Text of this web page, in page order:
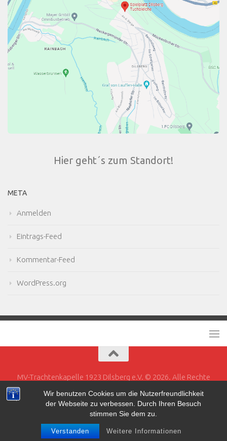
Wir benutzen Cookies um die Nutzerfreundlichkeit
der Webseite zu verbessen. Durch Ihren Besuch
stimmen Sie dem zu.
Verstanden Weitere Informationen
Hier geht´s zum Standort!
META
Anmelden
Eintrags-Feed
Kommentar-Feed
WordPress.org
MV-Trachtenkapelle 1923 Dilsberg e.V. © 2026. Alle Rechte
Powered by - Entworfen mit demHueman-Theme